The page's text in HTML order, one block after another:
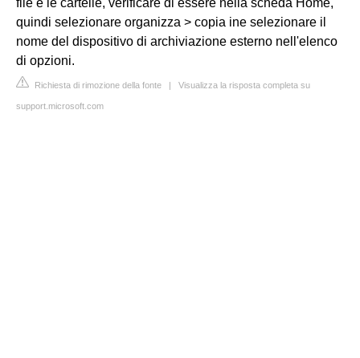
quindi selezionare organizza > copia ine selezionare il
nome del dispositivo di archiviazione esterno nell'elenco
di opzioni.
Richiesta di rimozione della fonte | Visualizza la risposta completa su
support.microsoft.com